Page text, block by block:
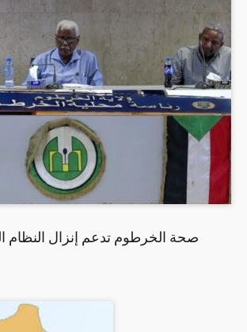
صحة الخرطوم تدعم إنزال النظام